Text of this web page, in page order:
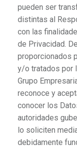
pueden ser
distintas al
con las
de Privacidad.
proporcionados
y/o tratados por
Grupo
reconoce y
conocer los
autoridades
lo soliciten
debidamente